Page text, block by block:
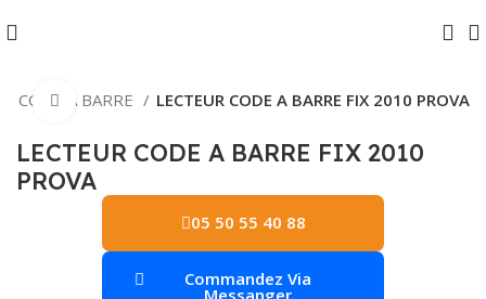
CODE A BARRE LECTEUR CODE A BARRE FIX 2010 PROVA
Agrandir
LECTEUR CODE A BARRE FIX 2010
PROVA
05 50 55 40 88
Commandez Via
Messanger